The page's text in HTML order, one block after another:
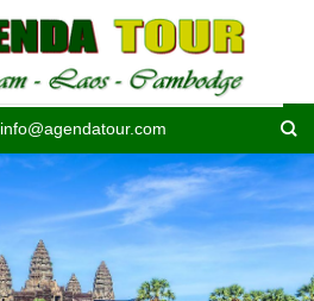
info@agendatour.com